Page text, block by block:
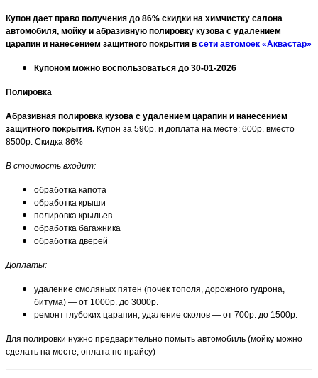
Купон дает право получения до 86% скидки на химчистку салона
автомобиля, мойку и абразивную полировку кузова с удалением
царапин и нанесением защитного покрытия в сети автомоек «Аквастар»
Купоном можно воспользоваться до 30-01-2026
Полировка
Абразивная полировка кузова с удалением царапин и нанесением
защитного покрытия. Купон за 590р. и доплата на месте: 600р. вместо
8500р. Скидка 86%
В стоимость входит:
обработка капота
обработка крыши
полировка крыльев
обработка багажника
обработка дверей
Доплаты:
удаление смоляных пятен (почек тополя, дорожного гудрона,
битума) — от 1000р. до 3000р.
ремонт глубоких царапин, удаление сколов — от 700р. до 1500р.
Для полировки нужно предварительно помыть автомобиль (мойку можно
сделать на месте, оплата по прайсу)